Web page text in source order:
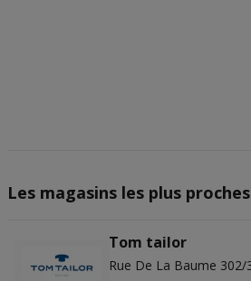
Les magasins les plus proches
Tom tailor
Rue De La Baume 302/